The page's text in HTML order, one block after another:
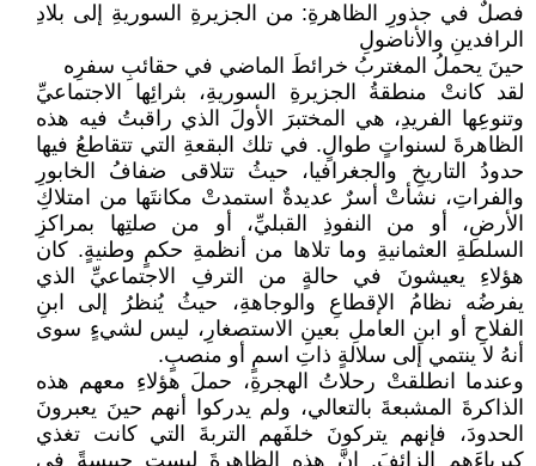
فصلٌ في جذورِ الظاهرةِ: من الجزيرةِ السوريةِ إلى بلادِ
الرافدينِ والأناضولِ
حينَ يحملُ المغتربُ خرائطَ الماضي في حقائبِ سفرِه
لقد كانتْ منطقةُ الجزيرةِ السوريةِ، بثرائِها الاجتماعيِّ
وتنوعِها الفريدِ، هي المختبرَ الأولَ الذي راقبتُ فيه هذه
الظاهرةَ لسنواتٍ طوالٍ. في تلك البقعةِ التي تتقاطعُ فيها
حدودُ التاريخِ والجغرافيا، حيثُ تتلاقى ضفافُ الخابورِ
والفراتِ، نشأتْ أسرٌ عديدةٌ استمدتْ مكانتَها من امتلاكِ
الأرضِ، أو من النفوذِ القبليِّ، أو من صلتِها بمراكزِ
السلطةِ العثمانيةِ وما تلاها من أنظمةِ حكمٍ وطنيةٍ. كان
هؤلاءِ يعيشونَ في حالةٍ من الترفِ الاجتماعيِّ الذي
يفرضُه نظامُ الإقطاعِ والوجاهةِ، حيثُ يُنظرُ إلى ابنِ
الفلاحِ أو ابنِ العاملِ بعينِ الاستصغارِ، ليس لشيءٍ سوى
أنهُ لا ينتمي إلى سلالةٍ ذاتِ اسمٍ أو منصبٍ.
وعندما انطلقتْ رحلاتُ الهجرةِ، حملَ هؤلاءِ معهم هذه
الذاكرةَ المشبعةَ بالتعالي، ولم يدركوا أنهم حينَ يعبرونَ
الحدودَ، فإنهم يتركونَ خلفَهم التربةَ التي كانت تغذي
كبرياءَهم الزائفَ. إنَّ هذه الظاهرةَ ليست حبيسةً في